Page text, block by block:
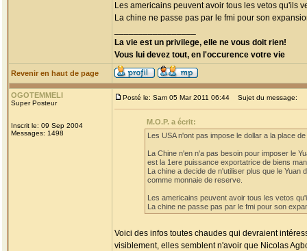
Les americains peuvent avoir tous les vetos qu'ils
La chine ne passe pas par le fmi pour son
La vie est un privilege, elle ne vous doit rien!
Vous lui devez tout, en l'occurence votre vie
Revenir en haut de page
OGOTEMMELI
Super Posteur
Inscrit le: 09 Sep 2004
Messages: 1498
Posté le: Sam 05 Mar 2011 06:44 Sujet du message:
M.O.P. a écrit:
Les USA n'ont pas impose le dollar a la place
La Chine n'en n'a pas besoin pour imposer le
est la 1ere puissance exportatrice de biens
La chine a decide de n'utiliser plus que le
comme monnaie de reserve.
Les americains peuvent avoir tous les vetos
La chine ne passe pas par le fmi pour son
Voici des infos toutes chaudes qui devraient
visiblement, elles semblent n'avoir que Nicolas